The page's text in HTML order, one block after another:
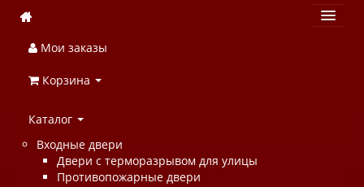
Мои заказы
Корзина
Каталог
Входные двери
Двери с терморазрывом для улицы
Противопожарные двери